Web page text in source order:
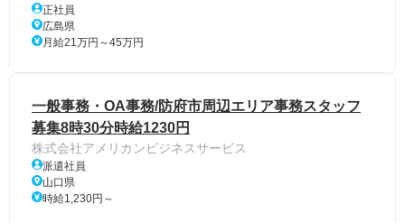
正社員
広島県
月給21万円～45万円
一般事務・OA事務/防府市周辺エリア事務スタッフ
募集8時30分時給1230円
株式会社アメリカンビジネスサービス
派遣社員
山口県
時給1,230円～